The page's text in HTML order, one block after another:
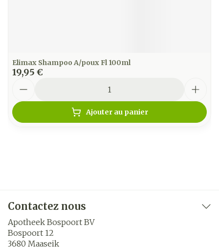
Elimax Shampoo A/poux Fl 100ml
19,95 €
Ajouter au panier
Contactez nous
Apotheek Bospoort BV
Bospoort 12
3680 Maaseik